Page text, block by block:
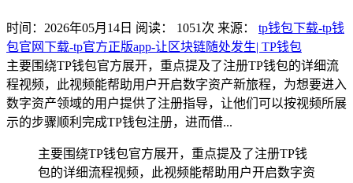
时间：2026年05月14日 阅读： 1051 次 来源： tp钱包下载-tp钱
包官网下载-tp官方正版app-让区块链随处发生| TP钱包
主要围绕TP钱包官方展开，重点提及了注册TP钱包的详细流
程视频，此视频能帮助用户开启数字资产新旅程，为想要进入
数字资产领域的用户提供了注册指导，让他们可以按视频所展
示的步骤顺利完成TP钱包注册，进而借...
主要围绕TP钱包官方展开，重点提及了注册TP钱
包的详细流程视频，此视频能帮助用户开启数字资